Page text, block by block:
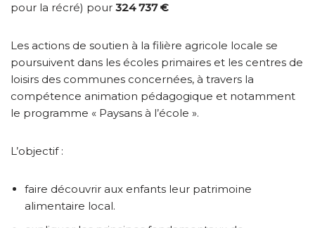
pour la récré) pour 324 737 €
Les actions de soutien à la filière agricole locale se
poursuivent dans les écoles primaires et les centres de
loisirs des communes concernées, à travers la
compétence animation pédagogique et notamment
le programme « Paysans à l’école ».
L’objectif :
faire découvrir aux enfants leur patrimoine
alimentaire local.